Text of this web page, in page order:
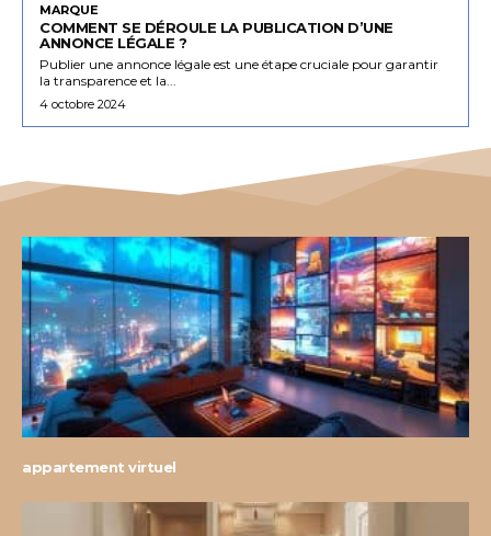
MARQUE
COMMENT SE DÉROULE LA PUBLICATION D’UNE
ANNONCE LÉGALE ?
Publier une annonce légale est une étape cruciale pour garantir
la transparence et la...
4 octobre 2024
appartement virtuel